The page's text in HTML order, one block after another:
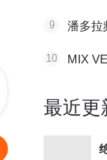
9 潘多拉
10
最近更